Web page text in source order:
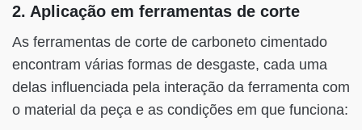
2. Aplicação em ferramentas de corte
As ferramentas de corte de carboneto cimentado
encontram várias formas de desgaste, cada uma
delas influenciada pela interação da ferramenta com
o material da peça e as condições em que funciona: